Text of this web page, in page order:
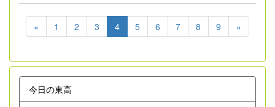
« 1 2 3 4 5 6 7 8 9 »
今日の東高